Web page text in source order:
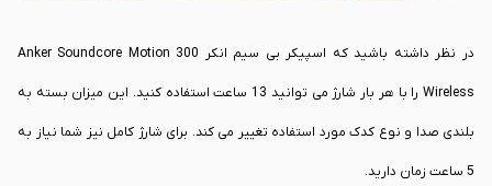
در نظر داشته باشید که اسپیکر بی سیم انکر Anker Soundcore Motion 300
Wireless را با هر بار شارژ می توانید 13 ساعت استفاده کنید. این میزان بسته به
بلندی صدا و نوع کدک مورد استفاده تغییر می کند. برای شارژ کامل نیز شما نیاز به
5 ساعت زمان دارید.